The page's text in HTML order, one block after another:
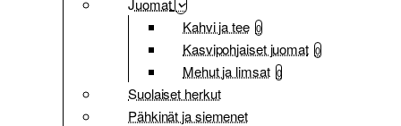
Juomat
Kahvi ja tee 0
Kasvipohjaiset juomat 0
Mehut ja limsat 0
Suolaiset herkut
Pähkinät ja siemenet